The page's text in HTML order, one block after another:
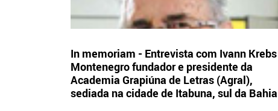
In memoriam - Entrevista com Ivann Krebs
Montenegro fundador e presidente da
Academia Grapiúna de Letras (Agral),
sediada na cidade de Itabuna, sul da Bahia